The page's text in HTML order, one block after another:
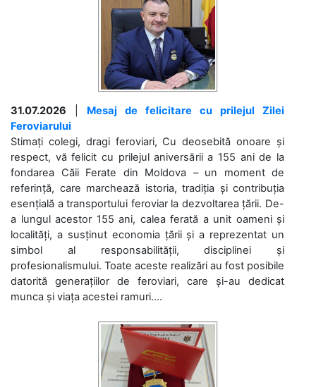
31.07.2026
Mesaj de felicitare cu prilejul Zilei
Feroviarului
Stimați colegi, dragi feroviari, Cu deosebită onoare și
respect, vă felicit cu prilejul aniversării a 155 ani de la
fondarea Căii Ferate din Moldova – un moment de
referință, care marchează istoria, tradiția și contribuția
esențială a transportului feroviar la dezvoltarea țării. De-
a lungul acestor 155 ani, calea ferată a unit oameni și
localități, a susținut economia țării și a reprezentat un
simbol al responsabilității, disciplinei și
profesionalismului. Toate aceste realizări au fost posibile
datorită generațiilor de feroviari, care și-au dedicat
munca și viața acestei ramuri....